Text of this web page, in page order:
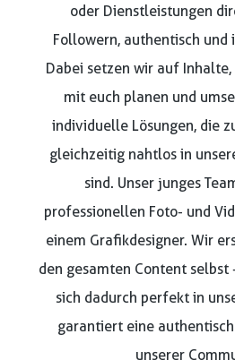
oder Dienstleistungen
Followern, authentisch und
Dabei setzen wir auf
mit euch planen und
individuelle Lösungen, die
gleichzeitig nahtlos in
sind. Unser junges
professionellen Foto- und
einem Grafikdesigner. Wir
den gesamten Content
sich dadurch perfekt in
garantiert eine
unserer